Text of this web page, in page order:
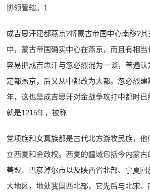
协领管辖。1
成吉思汗建都燕京?将蒙古帝国中心南移?
中，蒙古帝国确实中心在燕京，而且有相
容易把成吉思汗与忽必烈混为一谈，普遍
定都燕京，后又从中都改为大都。忽必烈建
年，这也是成吉思汗对金战争攻打中都时
就是1215年，被称
党项族和女真族都是古代北方游牧民族，
立西夏和金政权。西夏的疆域包括今内蒙
善盟、巴彦淖尔市以及陕西省北部、宁夏
大地区，地处我国西北部，它先后与北宋、